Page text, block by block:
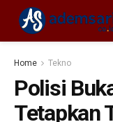
Home Tekno
Polisi
Tetapkan